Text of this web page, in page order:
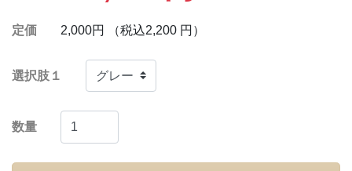
定価 2,000円 （税込2,200 円）
選択肢１
数量